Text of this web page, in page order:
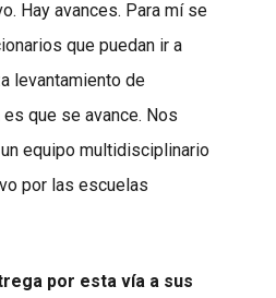
Hay avances. Para mí se
que puedan ir a
levantamiento de
que se avance. Nos
equipo multidisciplinario
por las escuelas
por esta vía a sus